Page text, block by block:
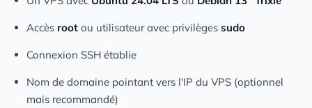
Accès root ou utilisateur avec privilèges sudo
Connexion SSH établie
Nom de domaine pointant vers l'IP du VPS (optionnel
mais recommandé)